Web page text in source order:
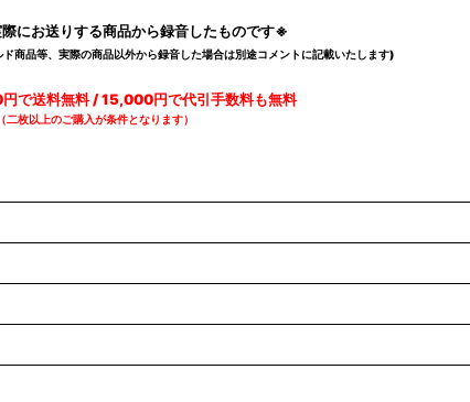
にお送りする商品から録音したものです※
商品等、実際の商品以外から録音した場合は別途コメントに記載いたします)
で送料無料 / 15,000円で代引手数料も無料
（二枚以上のご購入が条件となります）